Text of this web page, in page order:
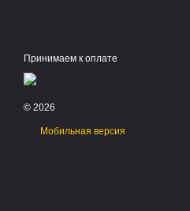
Принимаем к оплате
© 2026
Мобильная версия